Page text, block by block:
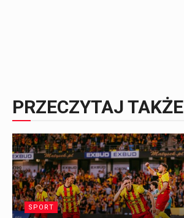
PRZECZYTAJ TAKŻE
SPORT